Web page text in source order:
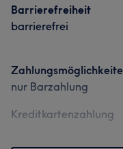
Barrierefreiheit
barrierefrei
nur Barzahlung
Kreditkartenzahlung